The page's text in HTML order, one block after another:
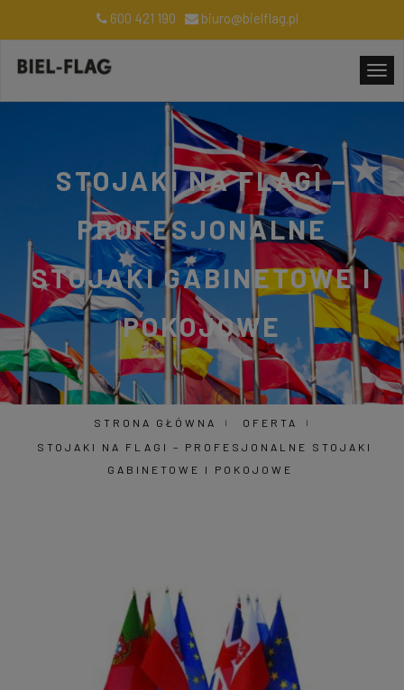
600 421 190 biuro@bielflag.pl
STOJAKI NA FLAGI –
PROFESJONALNE
STOJAKI GABINETOWE I
POKOJOWE
STRONA GŁÓWNA
OFERTA
STOJAKI NA FLAGI – PROFESJONALNE STOJAKI
GABINETOWE I POKOJOWE